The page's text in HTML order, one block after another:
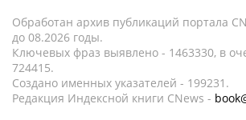
Обработан архив публикаций портала
до 08.2026 годы.
Ключевых фраз выявлено - 1463330, в
724415.
Создано именных указателей - 199231.
Редакция Индексной книги CNews -